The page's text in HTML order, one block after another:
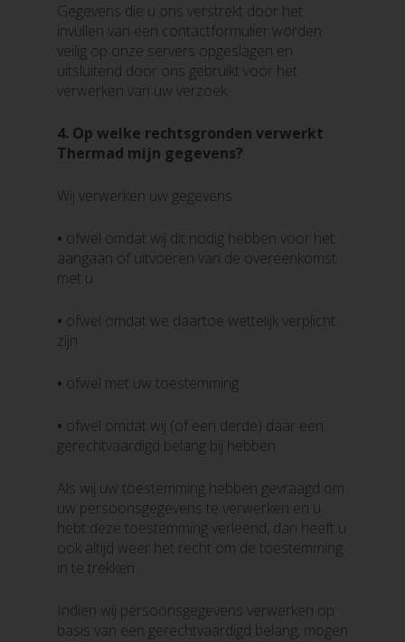
Gegevens die u ons verstrekt door het
invullen van een contactformulier worden
veilig op onze servers opgeslagen en
uitsluitend door ons gebruikt voor het
verwerken van uw verzoek.
4. Op welke rechtsgronden verwerkt
Thermad mijn gegevens?
Wij verwerken uw gegevens:
• ofwel omdat wij dit nodig hebben voor het
aangaan of uitvoeren van de overeenkomst
met u
• ofwel omdat we daartoe wettelijk verplicht
zijn
• ofwel met uw toestemming
• ofwel omdat wij (of een derde) daar een
gerechtvaardigd belang bij hebben
Als wij uw toestemming hebben gevraagd om
uw persoonsgegevens te verwerken en u
hebt deze toestemming verleend, dan heeft u
ook altijd weer het recht om de toestemming
in te trekken.
Indien wij persoonsgegevens verwerken op
basis van een gerechtvaardigd belang, mogen